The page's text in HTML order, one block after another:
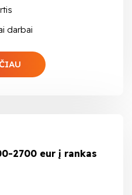
darbai
2700 eur į rankas